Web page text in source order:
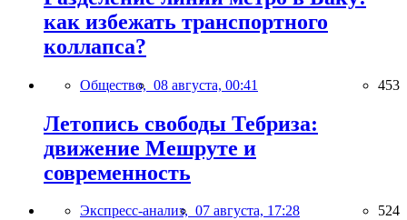
как избежать транспортного
коллапса?
Общество, 08 августа, 00:41 453
Летопись свободы Тебриза:
движение Мешруте и
современность
Экспресс-анализ, 07 августа, 17:28 524